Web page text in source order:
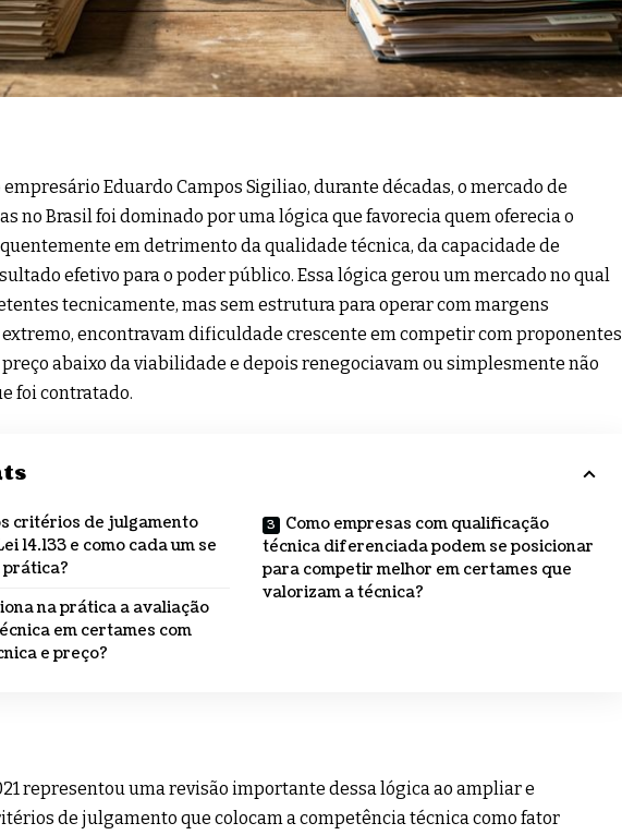
empresário Eduardo Campos Sigiliao, durante décadas, o mercado de
no Brasil foi dominado por uma lógica que favorecia quem oferecia o
em detrimento da qualidade técnica, da capacidade de
efetivo para o poder público. Essa lógica gerou um mercado no qual
tecnicamente, mas sem estrutura para operar com margens
encontravam dificuldade crescente em competir com proponentes
abaixo da viabilidade e depois renegociavam ou simplesmente não
foi contratado.
critérios de julgamento
14.133 e como cada um se
na prática a avaliação
em certames com
e preço?
Como empresas com qualificação
técnica diferenciada podem se posicionar
para competir melhor em certames que
valorizam a técnica?
representou uma revisão importante dessa lógica ao ampliar e
de julgamento que colocam a competência técnica como fator